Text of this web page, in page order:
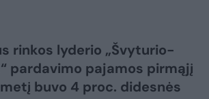
rinkos lyderio „Švyturio-
pardavimo pajamos pirmąjį
buvo 4 proc. didesnės